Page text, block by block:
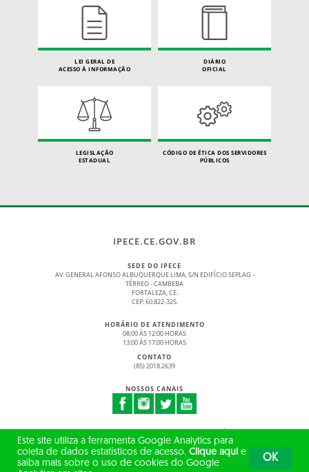
LEI GERAL DE
ACESSO À INFORMAÇÃO
DIÁRIO
OFICIAL
LEGISLAÇÃO
ESTADUAL
CÓDIGO DE ÉTICA DOS SERVIDORES
PÚBLICOS
IPECE.CE.GOV.BR
SEDE DO IPECE
AV. GENERAL AFONSO ALBUQUERQUE LIMA, S/N EDIFÍCIO SEPLAG -
TÉRREO - CAMBEBA
FORTALEZA, CE.
CEP: 60.822-325.
HORÁRIO DE ATENDIMENTO
08:00 ÀS 12:00 HORAS
13:00 ÀS 17:00 HORAS
CONTATO
(85) 2018.2639
NOSSOS CANAIS
© 2017 - 2026 – GOVERNO DO ESTADO DO CEARÁ
TODOS OS DIREITOS RESERVADOS
Este site utiliza a ferramenta Google Analytics para
coleta de dados estatísticos de acesso. Clique aqui e
saiba mais sobre o uso de cookies do Google
OK